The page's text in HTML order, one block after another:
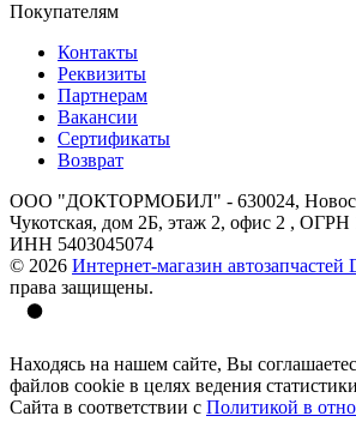
Покупателям
Контакты
Реквизиты
Партнерам
Вакансии
Сертификаты
Возврат
ООО "ДОКТОРМОБИЛ" - 630024,
Чукотская, дом 2Б, этаж 2, офис 2 , ОГРН
ИНН 5403045074
© 2026 Интернет-магазин
права защищены.
Находясь на нашем сайте, Вы
файлов cookie в целях ведения
Сайта в соответствии с Политикой в